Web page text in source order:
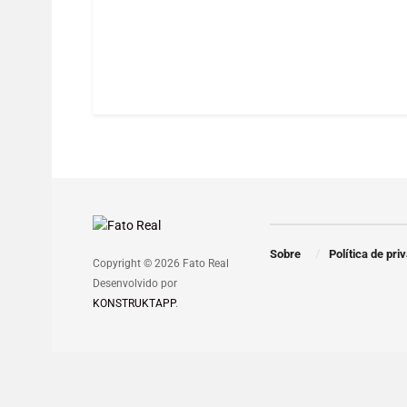
Copyright © 2026 Fato Real
Desenvolvido por
KONSTRUKTAPP.
Sobre Política de